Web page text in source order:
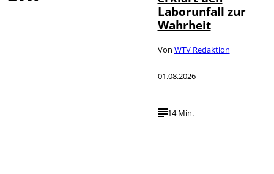
Laborunfall zur
Wahrheit
Von WTV Redaktion
01.08.2026
14 Min.